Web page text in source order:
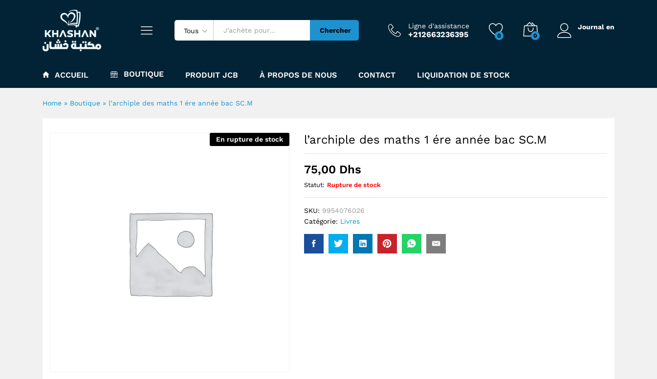
Tous Chercher
Ligne d'assistance
+212663236395 0 0
Journal en
ACCUEIL BOUTIQUE PRODUIT JCB À PROPOS DE NOUS CONTACT LIQUIDATION DE STOCK
Home » Boutique » l’archiple des maths 1 ére année bac SC.M
En rupture de stock l’archiple des maths 1 ére année bac SC.M
75,00 Dhs
Statut: Rupture de stock
SKU: 9954076026
Catégorie: Livres